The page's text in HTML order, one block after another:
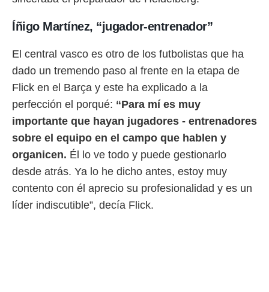
mediante
publicidad
publicidad
1199
Íñigo Martínez, “jugador-entrenador”
El central vasco es otro de los futbolistas que ha
dado un tremendo paso al frente en la etapa de
Flick en el Barça y este ha explicado a la
perfección el porqué: “Para mí es muy
importante que hayan jugadores - entrenadores
sobre el equipo en el campo que hablen y
organicen. Él lo ve todo y puede gestionarlo
desde atrás. Ya lo he dicho antes, estoy muy
contento con él aprecio su profesionalidad y es un
líder indiscutible”, decía Flick.